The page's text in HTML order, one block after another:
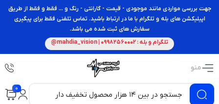
جهت بررسی مواردی مانند موجودی - قیمت - گارانتی - رنگ و ... فقط و فقط از طریق
اپیلیکشن های بله و تلگرام با ما در ارتباط باشید. تماس تلفنی فقط برای پیگیری
سفارش های ثبت شده می باشد.
تلگرام و بله : 09982560002 | mahdia_vision@
منو
0